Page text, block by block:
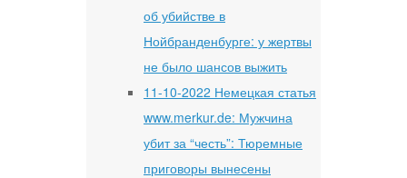
об убийстве в
Нойбранденбурге: у жертвы
не было шансов выжить
11-10-2022 Немецкая статья
www.merkur.de: Мужчина
убит за “честь”: Тюремные
приговоры вынесены